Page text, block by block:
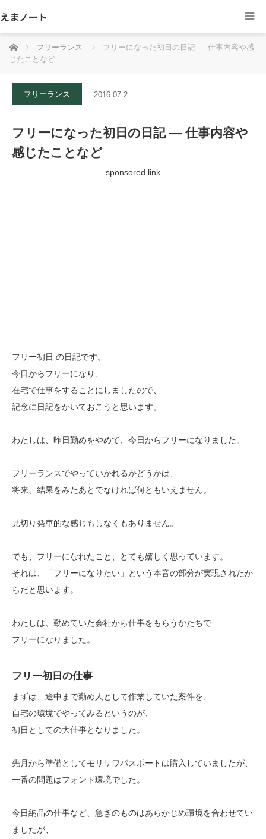
えまノート
ホーム フリーランス
フリーになった初日の日記 — 仕事内容や感
じたことなど
フリーランス 2016.07.2
フリーになった初日の日記 — 仕事内容や
感じたことなど
sponsored link
フリー初日 の日記です。
今日からフリーになり、
在宅で仕事をすることにしましたので、
記念に日記をかいておこうと思います。
わたしは、昨日勤めをやめて、今日からフリーになりました。
フリーランスでやっていかれるかどうかは、
将来、結果をみたあとでなければ何ともいえません。
見切り発車的な感じもしなくもありません。
でも、フリーになれたこと、とても嬉しく思っています。
それは、「フリーになりたい」という本音の部分が実現されたか
らだと思います。
わたしは、勤めていた会社から仕事をもらうかたちで
フリーになりました。
フリー初日の仕事
まずは、途中まで勤め人として作業していた案件を、
自宅の環境でやってみるというのが、
初日としての大仕事となりました。
先月から準備としてモリサワパスポートは購入していましたが、
一番の問題はフォント環境でした。
今日納品の仕事など、急ぎのものはあらかじめ環境を合わせてい
ましたが、